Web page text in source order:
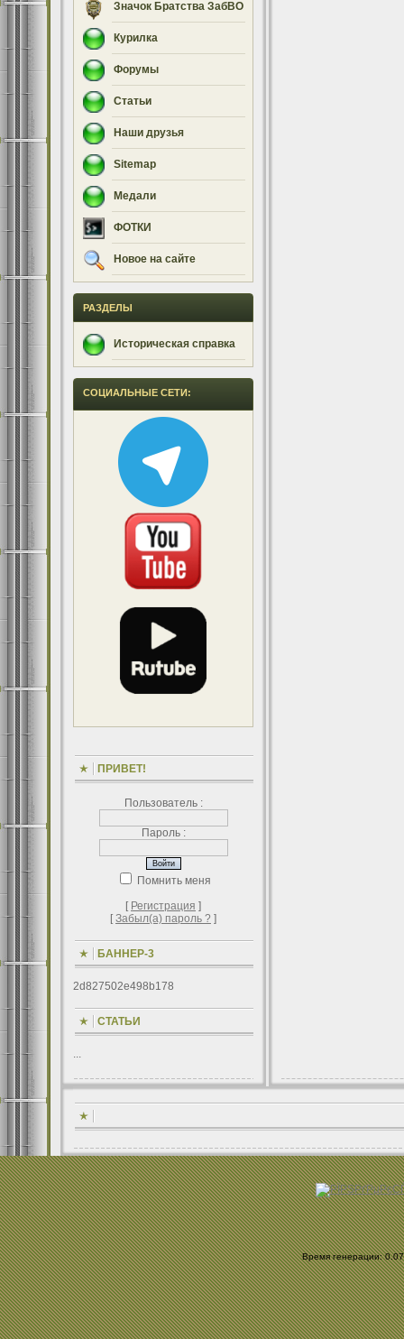
Значок Братства ЗабВО
Курилка
Форумы
Статьи
Наши друзья
Sitemap
Медали
ФОТКИ
Новое на сайте
РАЗДЕЛЫ
Историческая справка
СОЦИАЛЬНЫЕ СЕТИ:
ПРИВЕТ!
Пользователь :
Пароль :
Помнить меня
[ Регистрация ]
[Забыл(а) пароль ? ]
БАННЕР-3
2d827502e498b178
СТАТЬИ
...
Время генерации: